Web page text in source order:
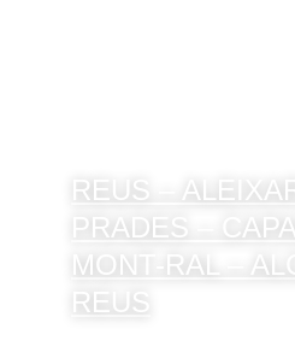
REUS –
PRADES –
MONT-RAL –
REUS